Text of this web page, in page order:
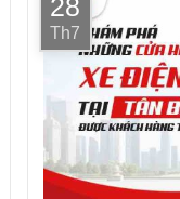
28
Th7